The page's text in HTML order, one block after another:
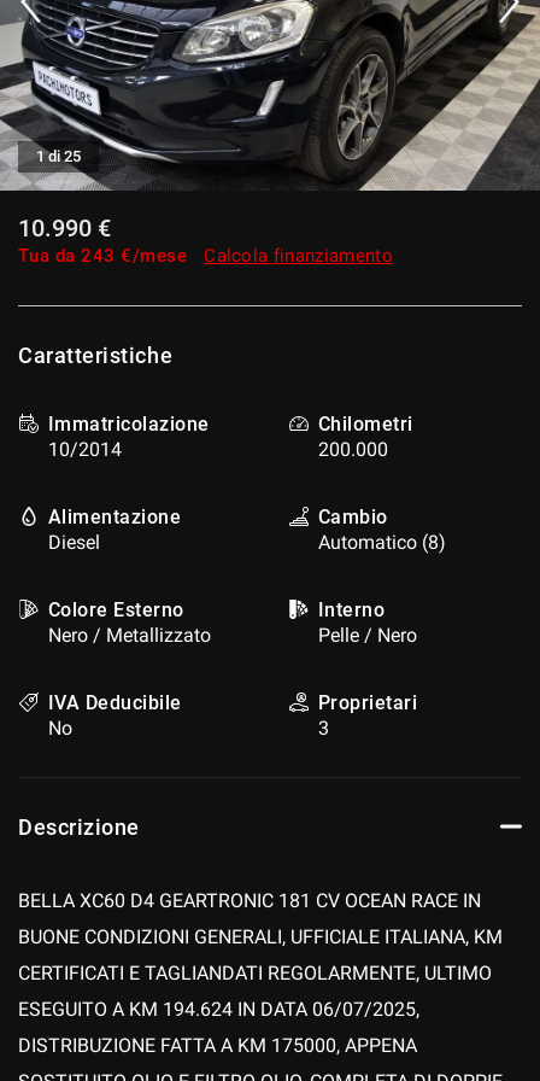
1 di 25
10.990 €
Tua da243 €/mese Calcola finanziamento
Caratteristiche
Immatricolazione
10/2014
Chilometri
200.000
Alimentazione
Diesel
Cambio
Automatico (8)
Colore Esterno
Nero / Metallizzato
Interno
Pelle / Nero
IVA Deducibile
No
Proprietari
3
Descrizione
BELLA XC60 D4 GEARTRONIC 181 CV OCEAN RACE IN
BUONE CONDIZIONI GENERALI, UFFICIALE ITALIANA, KM
CERTIFICATI E TAGLIANDATI REGOLARMENTE, ULTIMO
ESEGUITO A KM 194.624 IN DATA 06/07/2025,
DISTRIBUZIONE FATTA A KM 175000, APPENA
tracciamento
che
adottiamo
per
offrire
le
funzionalità
e
le
attività
Per
ottenere
informazioni
sull'utilità
funzionamento
di
tracciamento
alla
cookie
Puoi
e
tue
scelte
in
qualsiasi
momento.